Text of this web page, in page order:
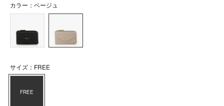
カラー：ベージュ
サイズ：FREE
FREE